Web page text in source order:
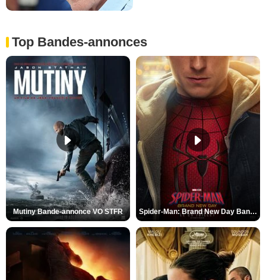
Top Bandes-annonces
Mutiny Bande-annonce VO STFR Spider-Man: Brand New Day Bande-annonce VO STFR